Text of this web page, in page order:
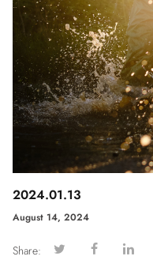
2024.01.13
August 14, 2024
Share: